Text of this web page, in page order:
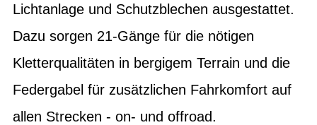
Lichtanlage und Schutzblechen ausgestattet.
Dazu sorgen 21-Gänge für die nötigen
Kletterqualitäten in bergigem Terrain und die
Federgabel für zusätzlichen Fahrkomfort auf
allen Strecken - on- und offroad.